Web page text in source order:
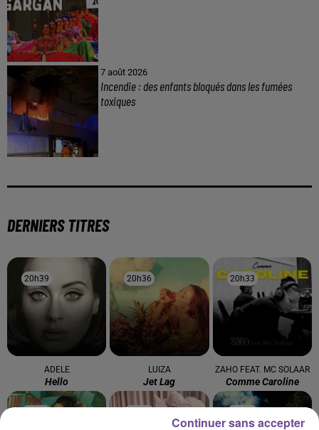
7 août 2026
Incendie : des enfants bloqués dans les fumées
toxiques
DERNIERS TITRES
20h39
20h39
ADELE
Hello
20h36
20h36
LUIZA
Jet Lag
20h33
20h33
ZAHO FEAT. MC SOLAAR
Comme Caroline
Continuer sans accepter